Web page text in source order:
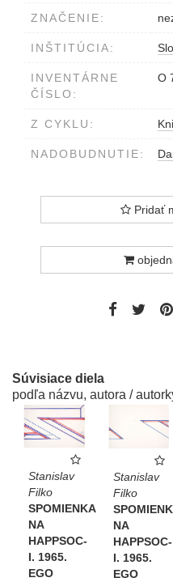
ZNAČENIE:
INŠTITÚCIA:
INVENTÁRNE
ČÍSLO:
O
Z CYKLU:
NADOBUDNUTIE:
Pridať
Súvisiace diela
podľa názvu, autora /
Stanislav
Filko
SPOMIENKA
NA
HAPPSOC-
I. 1965.
EGO
Stanislav
Filko
NA
HAPPSOC-
I. 1965.
EGO